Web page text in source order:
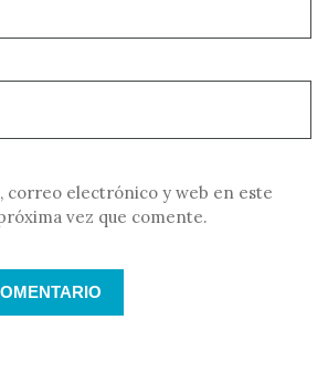
correo electrónico y web en este
vez que comente.